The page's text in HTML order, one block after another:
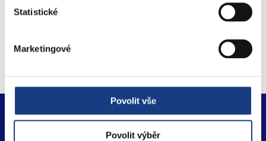
Statistické
Marketingové
Povolit vše
Povolit výběr
Městská část Praha 5